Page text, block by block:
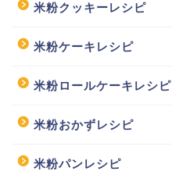
米粉クッキーレシピ
米粉ケーキレシピ
米粉ロールケーキレシピ
米粉おかずレシピ
米粉パンレシピ